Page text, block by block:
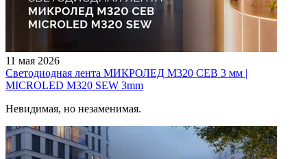
11 мая 2026
Светодиодная лента МИКРОЛЕД M320 СЕВ 3 мм |
MICROLED M320 SEW 3mm
Невидимая, но незаменимая.